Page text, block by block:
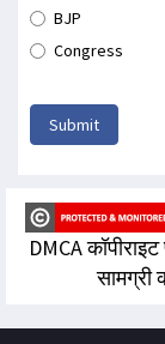
BJP
Congress
Submit
DMCA
सामग्री